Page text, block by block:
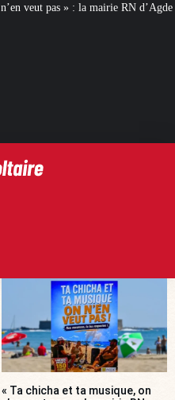
à la meute « antiraciste » La
« Ta chicha et ta musique, on